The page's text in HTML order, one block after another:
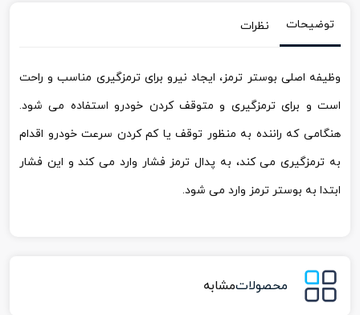
توضیحات نظرات
وظیفه اصلی بوستر ترمز، ایجاد نیرو برای ترمزگیری مناسب و راحت
است و برای ترمزگیری و متوقف کردن خودرو استفاده می شود.
هنگامی که راننده به منظور توقف یا کم کردن سرعت خودرو اقدام
به ترمزگیری می کند، به پدال ترمز فشار وارد می کند و این فشار
ابتدا به بوستر ترمز وارد می شود.
محصولاتمشابه